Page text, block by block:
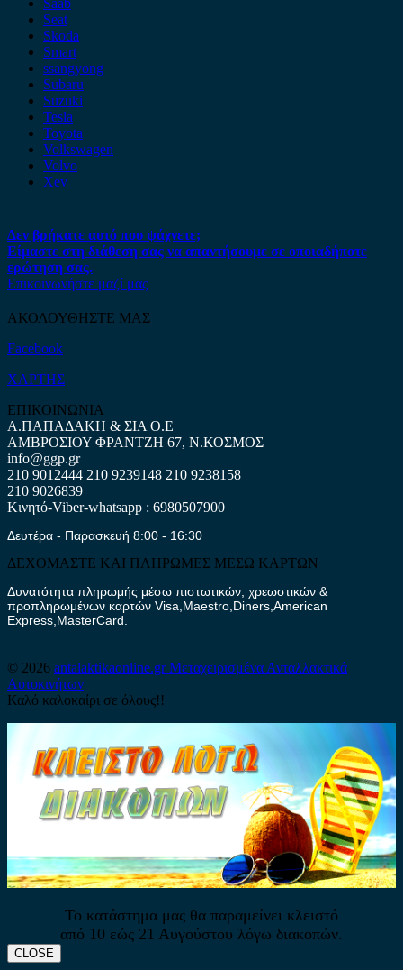
Seat
Skoda
Smart
ssangyong
Subaru
Suzuki
Tesla
Toyota
Volkswagen
Volvo
Xev
Δεν βρήκατε αυτό που ψάχνετε;
Είμαστε στη διάθεση σας να απαντήσουμε σε οποιαδήποτε
ερώτηση σας.
Επικοινωνήστε μαζί μας
ΑΚΟΛΟΥΘΗΣΤΕ ΜΑΣ
Facebook
ΧΑΡΤΗΣ
ΕΠΙΚΟΙΝΩΝΙΑ
Α.ΠΑΠΑΔΑΚΗ & ΣΙΑ Ο.Ε
ΑΜΒΡΟΣΙΟΥ ΦΡΑΝΤΖΗ 67, Ν.ΚΟΣΜΟΣ
info@ggp.gr
210 9012444 210 9239148 210 9238158
210 9026839
Κινητό-Viber-whatsapp : 6980507900
Δευτέρα - Παρασκευή 8:00 - 16:30
ΔΕΧΟΜΑΣΤΕ ΚΑΙ ΠΛΗΡΩΜΕΣ ΜΕΣΩ ΚΑΡΤΩΝ
Δυνατότητα πληρωμής μέσω πιστωτικών, χρεωστικών &
προπληρωμένων καρτών Visa,Maestro,Diners,American
Express,MasterCard.
© 2026 antalaktikaonline.grΜεταχειρισμένα Ανταλλακτικά
Αυτοκινήτων
Καλό καλοκαίρι σε όλους!!
Το κατάστημα μας θα παραμείνει κλειστό
από 10 εώς 21 Αυγούστου λόγω διακοπών.
CLOSE